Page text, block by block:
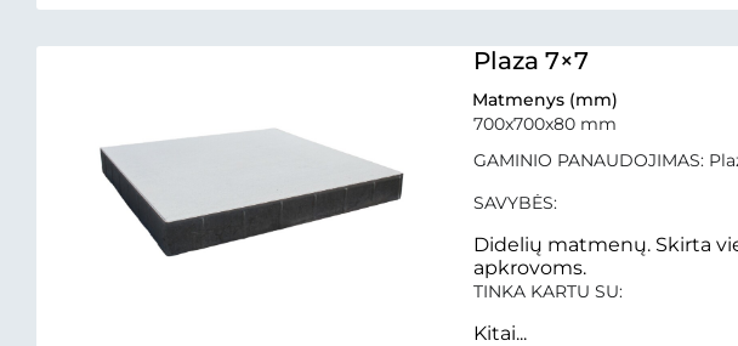
Plaza 7×7
Matmenys (mm)
700x700x80 mm
GAMINIO PANAUDOJIMAS:
SAVYBĖS:
Didelių matmenų. Skirta
apkrovoms.
TINKA KARTU SU:
Kitai...